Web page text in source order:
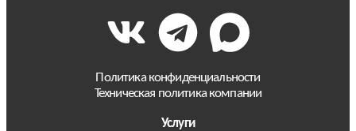
Политика конфиденциальности
Техническая политика компании
Услуги